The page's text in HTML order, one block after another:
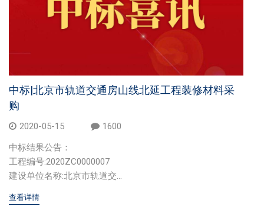
中标|北京市轨道交通房山线北延工程装修材料采
购
2020-05-15
1600
中标结果公告：
工程编号:2020ZC0000007
建设单位名称:北京市轨道交...
查看详情